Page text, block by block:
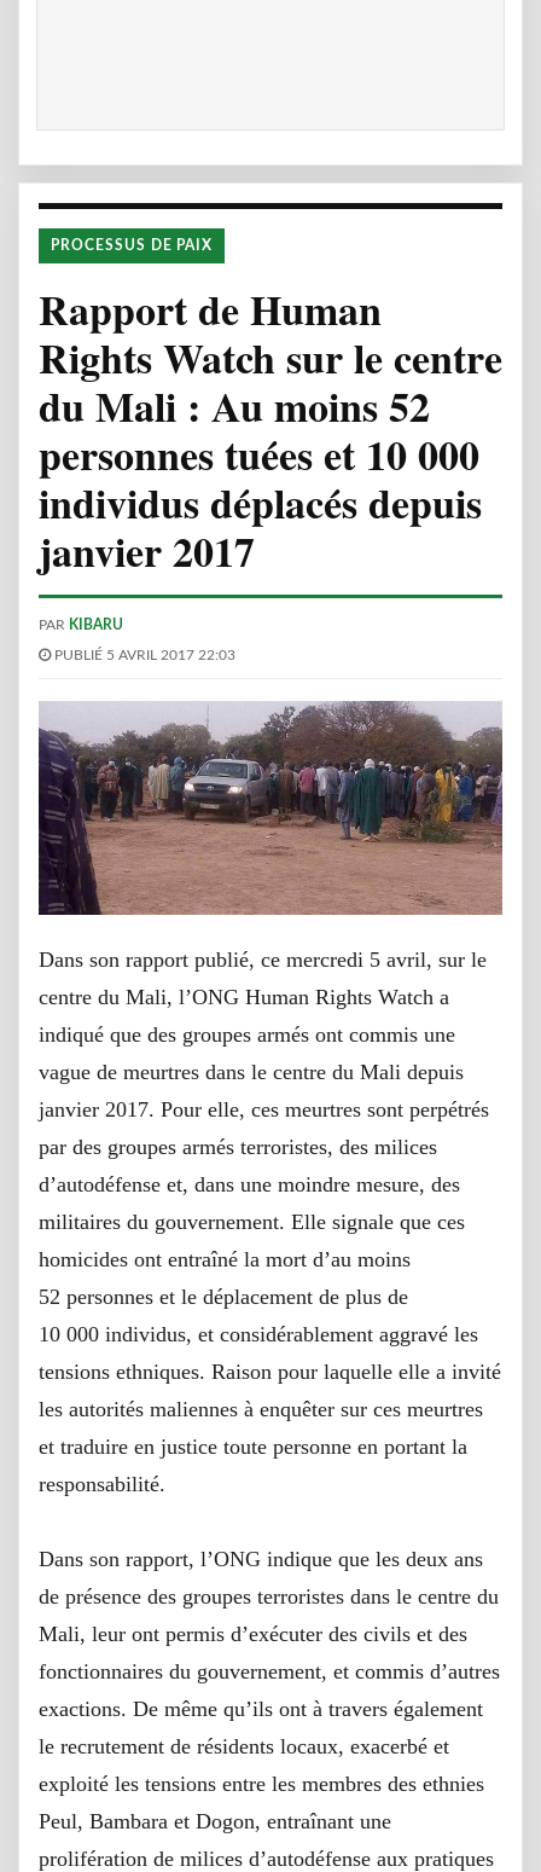
PROCESSUS DE PAIX
Rapport de Human
Rights Watch sur le centre
du Mali : Au moins 52
personnes tuées et 10 000
individus déplacés depuis
janvier 2017
PAR KIBARU
PUBLIÉ 5 AVRIL 2017 22:03
Dans son rapport publié, ce mercredi 5 avril, sur le
centre du Mali, l’ONG Human Rights Watch a
indiqué que des groupes armés ont commis une
vague de meurtres dans le centre du Mali depuis
janvier 2017. Pour elle, ces meurtres sont perpétrés
par des groupes armés terroristes, des milices
d’autodéfense et, dans une moindre mesure, des
militaires du gouvernement. Elle signale que ces
homicides ont entraîné la mort d’au moins
52 personnes et le déplacement de plus de
10 000 individus, et considérablement aggravé les
tensions ethniques. Raison pour laquelle elle a invité
les autorités maliennes à enquêter sur ces meurtres
et traduire en justice toute personne en portant la
responsabilité.
Dans son rapport, l’ONG indique que les deux ans
de présence des groupes terroristes dans le centre du
Mali, leur ont permis d’exécuter des civils et des
fonctionnaires du gouvernement, et commis d’autres
exactions. De même qu’ils ont à travers également
le recrutement de résidents locaux, exacerbé et
exploité les tensions entre les membres des ethnies
Peul, Bambara et Dogon, entraînant une
prolifération de milices d’autodéfense aux pratiques